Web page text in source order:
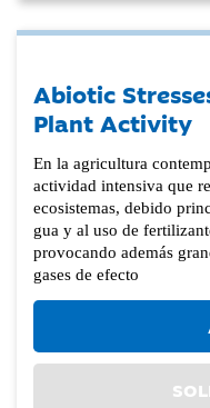
Abiotic
Plant Activity
En la agricultura
actividad intensiva que
ecosistemas, debido
gua y al uso de
provocando además
gases de efecto